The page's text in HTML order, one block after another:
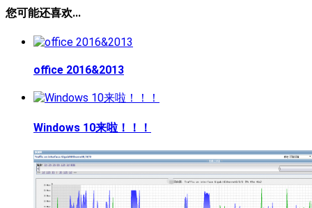
您可能还喜欢...
office 2016&2013
Windows 10来啦！！！